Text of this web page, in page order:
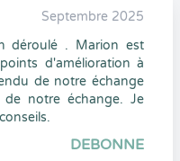
Septembre 2025
déroulé . Marion est
d'amélioration à
de notre échange
notre échange. Je
DEBONNE